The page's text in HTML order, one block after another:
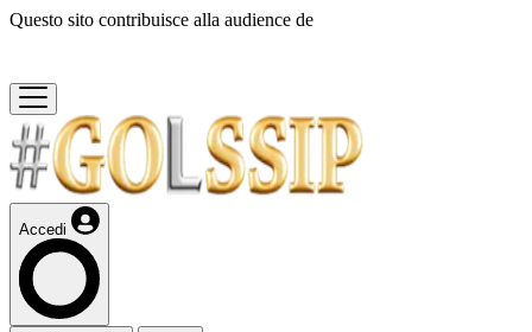
Questo sito contribuisce alla audience de
Accedi